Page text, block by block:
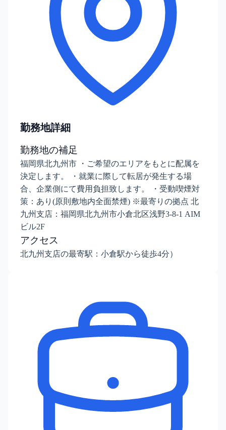
勤務地詳細
勤務地の補足
福岡県北九州市 ・ご希望のエリアをもとに配属を
決定します。 ・就業に際して転居が発生する場
合、企業側にて費用負担致します。 ・受動喫煙対
策：あり(原則敷地内全面禁煙) ※最寄りの拠点 北
九州支店：福岡県北九州市小倉北区浅野3-8-1 AIM
ビル2F
アクセス
北九州支店の最寄駅：小倉駅から徒歩4分）